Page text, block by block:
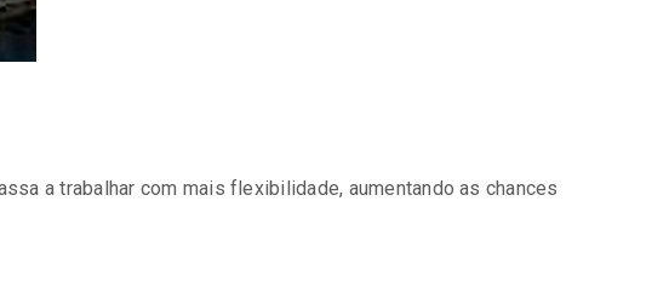
a trabalhar com mais flexibilidade, aumentando as chances